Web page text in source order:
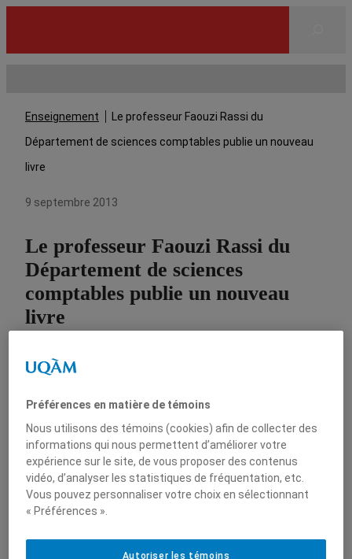
Enseignement
Le professeur Faouzi Rassi du
Département de sciences comptables publie un nouveau
livre
9 septembre 2013
Le professeur Faouzi Rassi du
Département de sciences
comptables publie un nouveau
livre
Faouzi Rassi, professeur au Département des
«Évaluation, relation risque-rendement et produits
financiers ainsi que l’analyse de la ­relation risque-
rendement par le modèle d’évaluation des actifs
financiers (MÉDAF) constituent une base ­
indispensable à la compréhension de la gestion
financière. Les ­gestionnaires d’une entreprise…
Préférences en matière de témoins
Nous utilisons des témoins (cookies) afin de collecter des
informations qui nous permettent d’améliorer votre
expérience sur le site, de vous proposer des contenus
vidéo, d’analyser les statistiques de fréquentation, etc.
Vous pouvez personnaliser votre choix en sélectionnant
« Préférences ».
Autoriser les témoins